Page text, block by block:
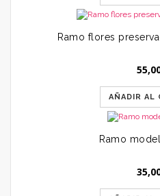
Ramo flores
AÑADIR AL
Ramo